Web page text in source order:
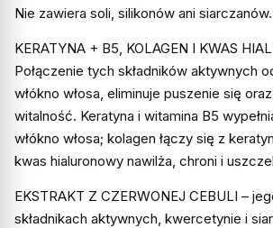
Nie zawiera soli, silikonów ani siarczanów.
KERATYNA + B5, KOLAGEN I KWAS
Połączenie tych składników aktywnych
włókno włosa, eliminuje puszenie się
witalność. Keratyna i witamina B5
włókno włosa; kolagen łączy się z
kwas hialuronowy nawilża, chroni i
EKSTRAKT Z CZERWONEJ CEBULI –
składnikach aktywnych, kwercetynie i